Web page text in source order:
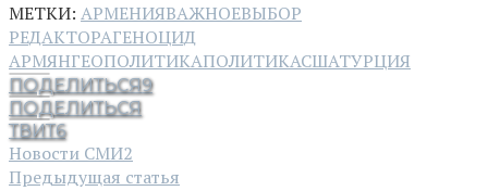
МЕТКИ: АРМЕНИЯВАЖНОЕВЫБОР
РЕДАКТОРАГЕНОЦИД
АРМЯНГЕОПОЛИТИКАПОЛИТИКАСШАТУРЦИЯ
ПОДЕЛИТЬСЯ9
ПОДЕЛИТЬСЯ
ТВИТ6
Новости СМИ2
Предыдущая статья